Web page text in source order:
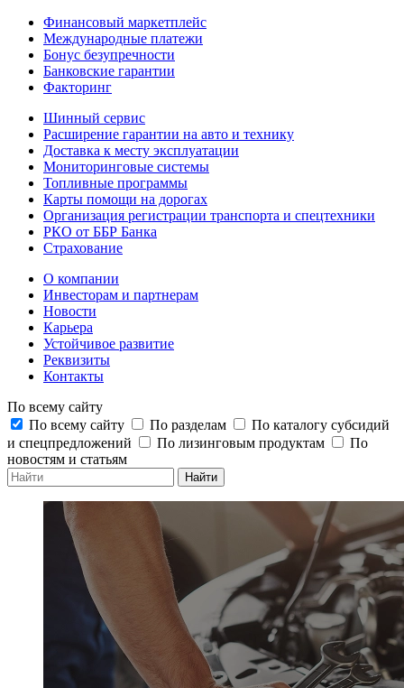
Финансовый маркетплейс
Международные платежи
Бонус безупречности
Банковские гарантии
Факторинг
Шинный сервис
Расширение гарантии на авто и технику
Доставка к месту эксплуатации
Мониторинговые системы
Топливные программы
Карты помощи на дорогах
Организация регистрации транспорта и спецтехники
РКО от ББР Банка
Страхование
О компании
Инвесторам и партнерам
Новости
Карьера
Устойчивое развитие
Реквизиты
Контакты
По всему сайту
По всему сайту
По разделам
По каталогу субсидий
и спецпредложений
По лизинговым продуктам
По
новостям и статьям
Найти